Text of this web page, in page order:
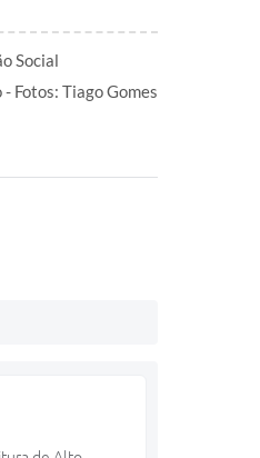
Social
Fotos: Tiago Gomes